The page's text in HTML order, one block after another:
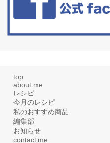
top
about me
レシピ
今月のレシピ
私のおすすめ商品
編集部
お知らせ
contact me